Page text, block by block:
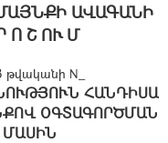
ԱՎԱԳԱՆԻ
Ո Շ ՈՒ Մ
թվականի N_
ՕԳՏԱԳՈՐԾՄԱՆ
ՄԱՍԻՆ